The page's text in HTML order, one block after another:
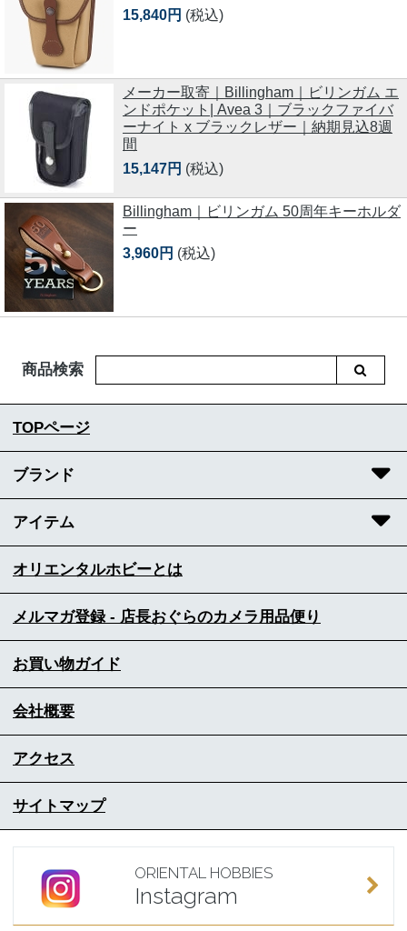
15,840円 (税込)
メーカー取寄｜Billingham｜ビリンガム エ
ンドポケット| Avea 3｜ブラックファイバ
ーナイト x ブラックレザー｜納期見込8週
間
15,147円 (税込)
Billingham｜ビリンガム 50周年キーホルダ
ー
3,960円 (税込)
商品検索
TOPページ
ブランド
アイテム
オリエンタルホビーとは
メルマガ登録 - 店長おぐらのカメラ用品便り
お買い物ガイド
会社概要
アクセス
サイトマップ
ORIENTAL HOBBIES
Instagram